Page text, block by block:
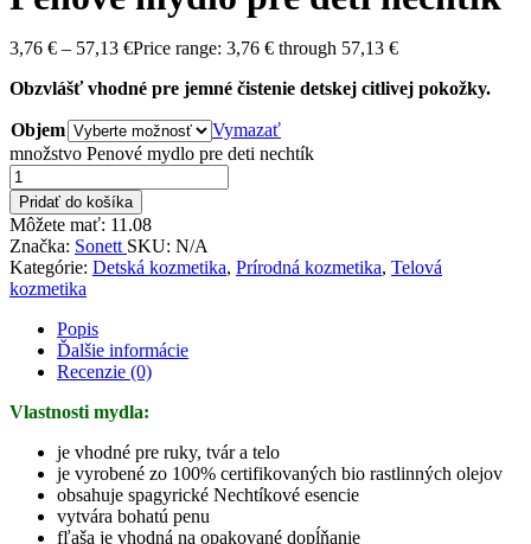
3,76 € – 57,13 €Price range: 3,76 € through 57,13 €
Obzvlášť vhodné pre jemné čistenie detskej citlivej pokožky.
Objem
Vymazať
množstvo Penové mydlo pre deti nechtík
Pridať do košíka
Môžete mať: 11.08
Značka: Sonett SKU: N/A
Kategórie: Detská kozmetika, Prírodná kozmetika, Telová
kozmetika
Popis
Ďalšie informácie
Recenzie (0)
Vlastnosti mydla:
je vhodné pre ruky, tvár a telo
je vyrobené zo 100% certifikovaných bio rastlinných olejov
obsahuje spagyrické Nechtíkové esencie
vytvára bohatú penu
fľaša je vhodná na opakované dopĺňanie